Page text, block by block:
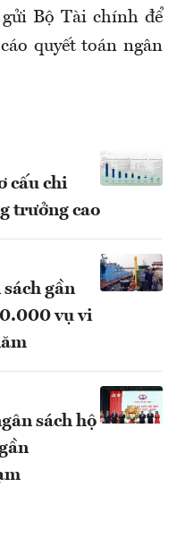
Bộ Tài chính để
quyết toán ngân
cấu chi
trưởng cao
gần
vụ vi
sách hộ